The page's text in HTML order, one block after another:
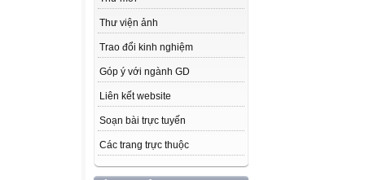
Thư viện ảnh
Trao đổi kinh nghiệm
Góp ý với ngành GD
Liên kết website
Soạn bài trực tuyến
Các trang trực thuộc